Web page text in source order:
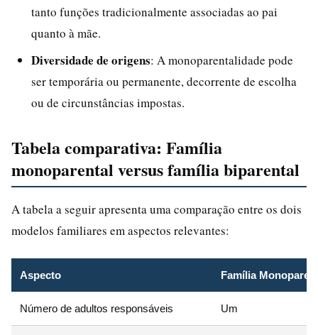
tanto funções tradicionalmente associadas ao pai
quanto à mãe.
Diversidade de origens: A monoparentalidade pode
ser temporária ou permanente, decorrente de escolha
ou de circunstâncias impostas.
Tabela comparativa: Família
monoparental versus família biparental
A tabela a seguir apresenta uma comparação entre os dois
modelos familiares em aspectos relevantes:
Aspecto Família
Número de adultos responsáveis Um